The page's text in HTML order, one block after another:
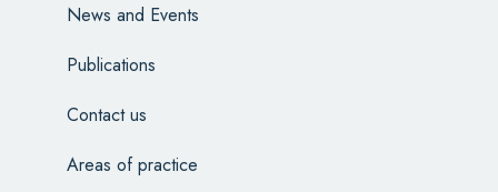
News and Events
Publications
Contact us
Areas of practice